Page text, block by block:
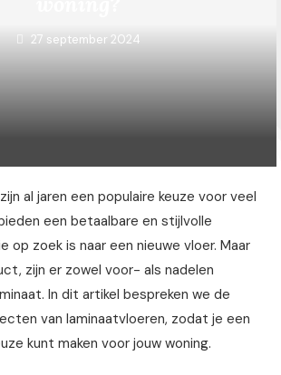
27 september 2024
al jaren een populaire keuze voor veel
een betaalbare en stijlvolle
op zoek is naar een nieuwe vloer. Maar
zijn er zowel voor- als nadelen
In dit artikel bespreken we de
van laminaatvloeren, zodat je een
kunt maken voor jouw woning.